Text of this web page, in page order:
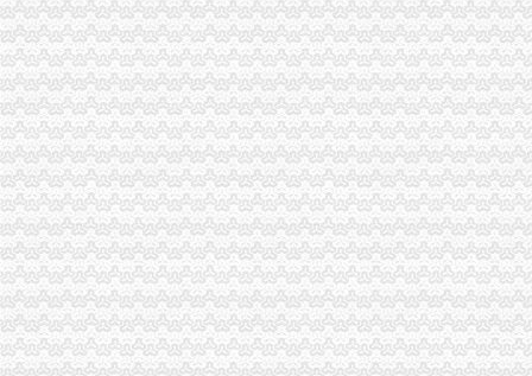
梁平县工商局六结合六化确保“两节”重庆注销税务期间食品安全
忠县工商局代办注销分公司五措并举加安全防范
市工商局携重庆企业赴万州“招买马”分公司营业执照注销
巫山县工商局化“三个意识”代办注销分公司服务地方发展
永川工商局贯彻实施《重庆市重庆注销分公司行政执法责任制条例》成效明显
荣昌县工商局“四化”代办注销分公司抓消费维权义务监督员队伍建设
江津工商局代办注销分公司四项举措化安全生产监管
璧山县工商局严把“五关”代办注销分公司化个体停业监管
南岸区工商分局认真贯彻落实旱救灾惠民政策确保市分公司营业执照注销场繁
大足县工商局分公司营业执照注销创新监管模式促进各项工作再上台阶
潼南县工商局以树标模范为“整体转型”代办注销分公司工作突破口
涪陵区工商分局重庆注销分公司落实六项措施确保直销监管及时到位
綦江县工商局代理注销分公司开展突发群体食品事故演练提高突发事故应对实
高新园局四措并举加“十.一”代办注销分公司金周和中秋节市场食品监管
周朝东局代理注销分公司长到潼南县工商局调研工作